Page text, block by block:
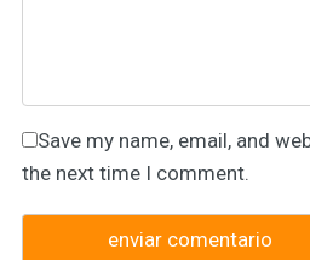
Save my name, email, and
the next time I comment.